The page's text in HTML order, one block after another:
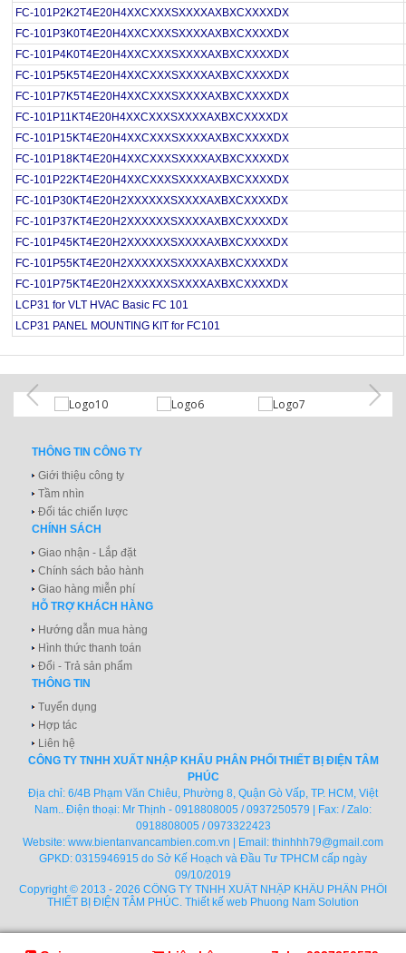
FC-101P2K2T4E20H4XXCXXXSXXXXAXBXCXXXXDX
FC-101P3K0T4E20H4XXCXXXSXXXXAXBXCXXXXDX
FC-101P4K0T4E20H4XXCXXXSXXXXAXBXCXXXXDX
FC-101P5K5T4E20H4XXCXXXSXXXXAXBXCXXXXDX
FC-101P7K5T4E20H4XXCXXXSXXXXAXBXCXXXXDX
FC-101P11KT4E20H4XXCXXXSXXXXAXBXCXXXXDX
FC-101P15KT4E20H4XXCXXXSXXXXAXBXCXXXXDX
FC-101P18KT4E20H4XXCXXXSXXXXAXBXCXXXXDX
FC-101P22KT4E20H4XXCXXXSXXXXAXBXCXXXXDX
FC-101P30KT4E20H2XXXXXXSXXXXAXBXCXXXXDX
FC-101P37KT4E20H2XXXXXXSXXXXAXBXCXXXXDX
FC-101P45KT4E20H2XXXXXXSXXXXAXBXCXXXXDX
FC-101P55KT4E20H2XXXXXXSXXXXAXBXCXXXXDX
FC-101P75KT4E20H2XXXXXXSXXXXAXBXCXXXXDX
LCP31 for VLT HVAC Basic FC 101
LCP31 PANEL MOUNTING KIT for FC101
THÔNG TIN CÔNG TY
Giới thiệu công ty
Tầm nhìn
Đối tác chiến lược
CHÍNH SÁCH
Giao nhận - Lắp đặt
Chính sách bảo hành
Giao hàng miễn phí
HỖ TRỢ KHÁCH HÀNG
Hướng dẫn mua hàng
Hình thức thanh toán
Đổi - Trả sản phẩm
THÔNG TIN
Tuyển dụng
Hợp tác
Liên hệ
CÔNG TY TNHH XUẤT NHẬP KHẨU PHÂN PHỐI THIẾT BỊ ĐIỆN TÂM
PHÚC
Địa chỉ: 6/4B Phạm Văn Chiêu, Phường 8, Quận Gò Vấp, TP. HCM, Việt
Nam.. Điện thoại: Mr Thịnh - 0918808005 / 0937250579 | Fax: / Zalo:
0918808005 / 0973322423
Website: www.bientanvancambien.com.vn | Email: thinhhh79@gmail.com
GPKD: 0315946915 do Sở Kế Hoạch và Đầu Tư TPHCM cấp ngày
09/10/2019
Copyright © 2013 - 2026 CÔNG TY TNHH XUẤT NHẬP KHẨU PHÂN PHỐI
THIẾT BỊ ĐIỆN TÂM PHÚC. Thiết kế web Phuong Nam Solution